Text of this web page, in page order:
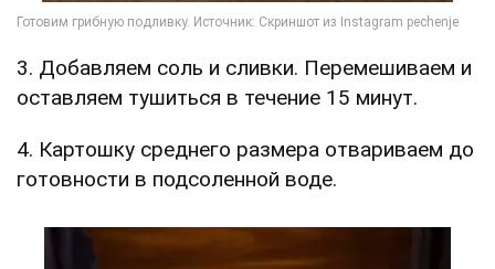
3. Добавляем соль и сливки. Перемешиваем и
оставляем тушиться в течение 15 минут.
4. Картошку среднего размера отвариваем до
готовности в подсоленной воде.